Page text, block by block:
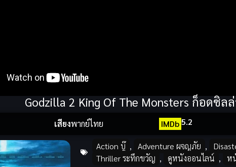
Godzilla 2 King Of The Monsters ก็อดซิล
เสียงพากย์ไทย IMDb 5.2
Action บู๊ , Adventure ผจญภัย ,
Thriller ระทึกขวัญ , ดูหนังออนไลน์ , ห